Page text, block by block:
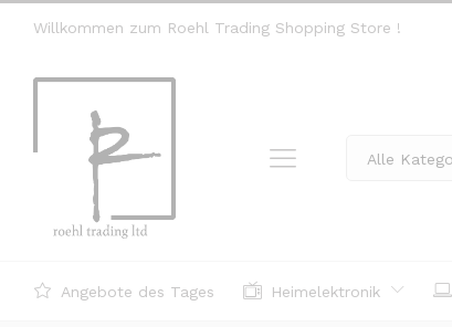
Willkommen zum Roehl Trading Shopping Store !
Alle
Angebote des Tages Heimelektronik